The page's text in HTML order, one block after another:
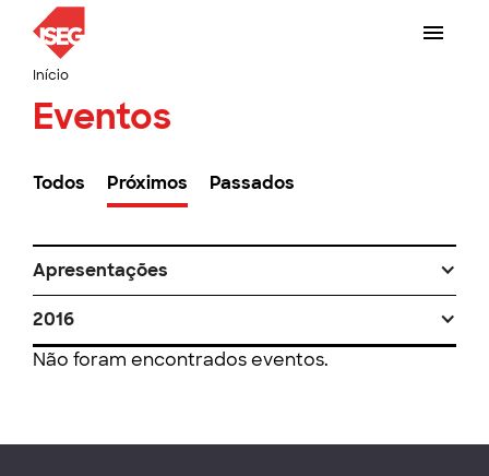
Início
Eventos
Todos Próximos Passados
Apresentações
2016
Não foram encontrados eventos.